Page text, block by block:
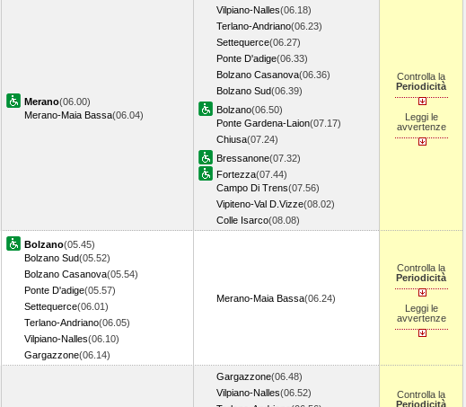
Merano(06.00)
Merano-Maia Bassa(06.04)
Vilpiano-Nalles(06.18)
Terlano-Andriano(06.23)
Settequerce(06.27)
Ponte D'adige(06.33)
Bolzano Casanova(06.36)
Bolzano Sud(06.39)
Bolzano(06.50)
Ponte Gardena-Laion(07.17)
Chiusa(07.24)
Bressanone(07.32)
Fortezza(07.44)
Campo Di Trens(07.56)
Vipiteno-Val D.Vizze(08.02)
Colle Isarco(08.08)
Controlla la
Periodicità
Leggi le
avvertenze
Bolzano(05.45)
Bolzano Sud(05.52)
Bolzano Casanova(05.54)
Ponte D'adige(05.57)
Settequerce(06.01)
Terlano-Andriano(06.05)
Vilpiano-Nalles(06.10)
Gargazzone(06.14)
Merano-Maia Bassa(06.24)
Controlla la
Periodicità
Leggi le
avvertenze
Gargazzone(06.48)
Vilpiano-Nalles(06.52)
Controlla la
Periodicità